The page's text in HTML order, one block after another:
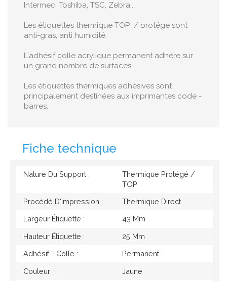
Intermec, Toshiba, TSC, Zebra...
Les étiquettes thermique TOP / protégé sont
anti-gras, anti humidité.
L'adhésif colle acrylique permanent adhère sur
un grand nombre de surfaces.
Les étiquettes thermiques adhésives sont
principalement destinées aux imprimantes code -
barres.
Fiche technique
Nature Du Support :
Thermique Protégé /
TOP
Procédé D'impression : Thermique Direct
Largeur Étiquette : 43 Mm
Hauteur Étiquette : 25 Mm
Adhésif - Colle : Permanent
Couleur : Jaune